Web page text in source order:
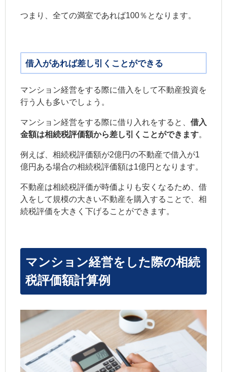
つまり、全ての満室であれば100％となります。
借入があれば差し引くことができる
マンション経営をする際に借入をして不動産投資を
行う人も多いでしょう。
マンション経営をする際に借り入れをすると、 借入
金額は相続税評価額から差し引くことができます。
例えば、相続税評価額が2億円の不動産で借入が1
億円ある場合の相続税評価額は1億円となります。
不動産は相続税評価が時価よりも安くなるため、借
入をして規模の大きい不動産を購入することで、相
続税評価を大きく下げることができます。
マンション経営をした際の相続
税評価額計算例